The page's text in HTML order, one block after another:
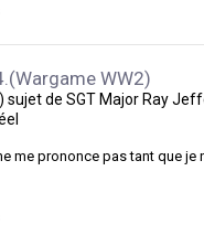
WW2)
sujet deSGT Major Ray
me prononce pas tant que je